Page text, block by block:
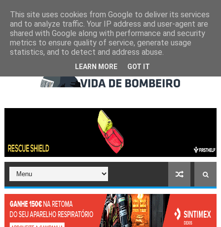
This site uses cookies from Google to deliver its services
and to analyze traffic. Your IP address and user-agent are
shared with Google along with performance and security
metrics to ensure quality of service, generate usage
statistics, and to detect and address abuse.
LEARN MORE GOT IT